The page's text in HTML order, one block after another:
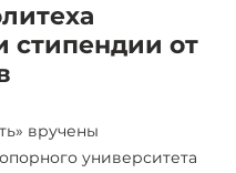
стипендии от
вручены
университета